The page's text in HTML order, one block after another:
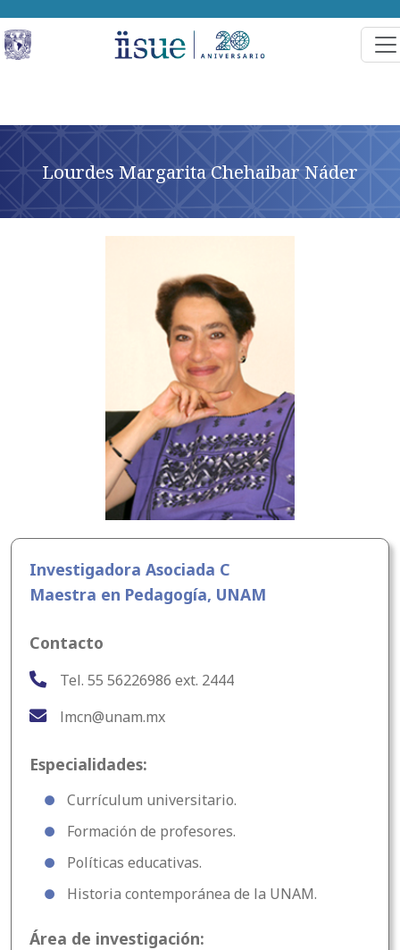
Lourdes Margarita Chehaibar Náder
Investigadora Asociada C
Maestra en Pedagogía, UNAM
Contacto
Tel. 55 56226986 ext. 2444
lmcn@unam.mx
Especialidades:
Currículum universitario.
Formación de profesores.
Políticas educativas.
Historia contemporánea de la UNAM.
Área de investigación: